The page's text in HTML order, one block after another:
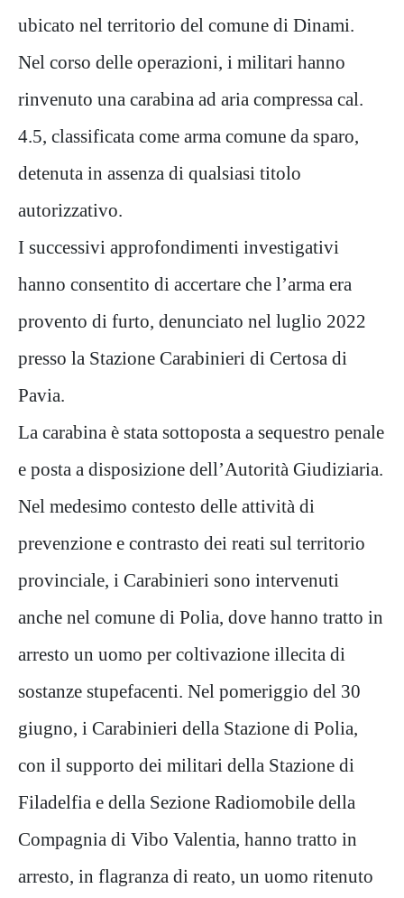
ubicato nel territorio del comune di Dinami.
Nel corso delle operazioni, i militari hanno
rinvenuto una carabina ad aria compressa cal.
4.5, classificata come arma comune da sparo,
detenuta in assenza di qualsiasi titolo
autorizzativo.
I successivi approfondimenti investigativi
hanno consentito di accertare che l’arma era
provento di furto, denunciato nel luglio 2022
presso la Stazione Carabinieri di Certosa di
Pavia.
La carabina è stata sottoposta a sequestro penale
e posta a disposizione dell’Autorità Giudiziaria.
Nel medesimo contesto delle attività di
prevenzione e contrasto dei reati sul territorio
provinciale, i Carabinieri sono intervenuti
anche nel comune di Polia, dove hanno tratto in
arresto un uomo per coltivazione illecita di
sostanze stupefacenti. Nel pomeriggio del 30
giugno, i Carabinieri della Stazione di Polia,
con il supporto dei militari della Stazione di
Filadelfia e della Sezione Radiomobile della
Compagnia di Vibo Valentia, hanno tratto in
arresto, in flagranza di reato, un uomo ritenuto